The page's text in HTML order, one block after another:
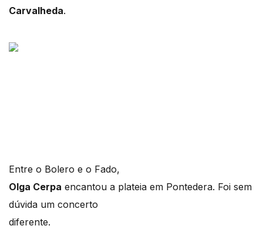
Carvalheda.
Entre o Bolero e o Fado,
Olga Cerpa encantou a plateia em Pontedera. Foi sem
dúvida um concerto
diferente.